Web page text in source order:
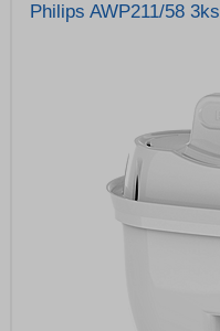
Philips AWP211/58 3ks